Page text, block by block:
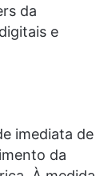
da
e
imediata de
da